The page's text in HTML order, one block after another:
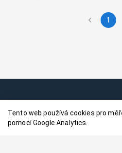
1
Tento web používá cookies pro
pomocí Google Analytics.
Kontakt